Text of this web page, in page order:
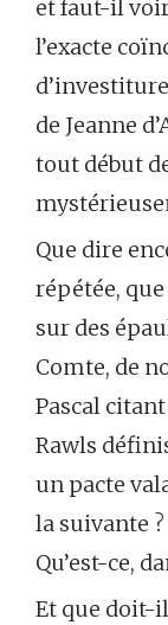
et faut-il
l’exacte
de Jeanne
tout début
Que dire
répétée,
sur des
Comte, de
Pascal
Rawls
un pacte
la suivante ?
Qu’est-ce,
Et que doit-